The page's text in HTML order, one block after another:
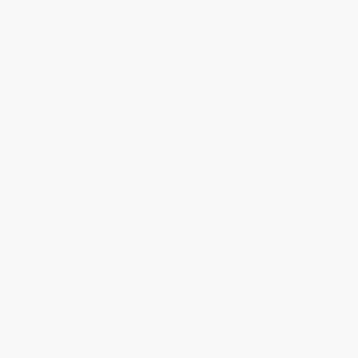
Öffnungszeiten und Informationen zu
erfolgt sind.
Raum werden aufgegriffen.